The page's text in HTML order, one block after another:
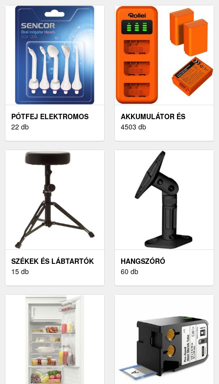
PÓTFEJ ELEKTROMOS
FOGKEFÉHEZ ÉS
22 db
AKKUMULÁTOR ÉS
TÖLTŐ
4503 db
SZÉKEK ÉS LÁBTARTÓK
15 db
HANGSZÓRÓ
ÁLLVÁNYOK ÉS FALI
60 db